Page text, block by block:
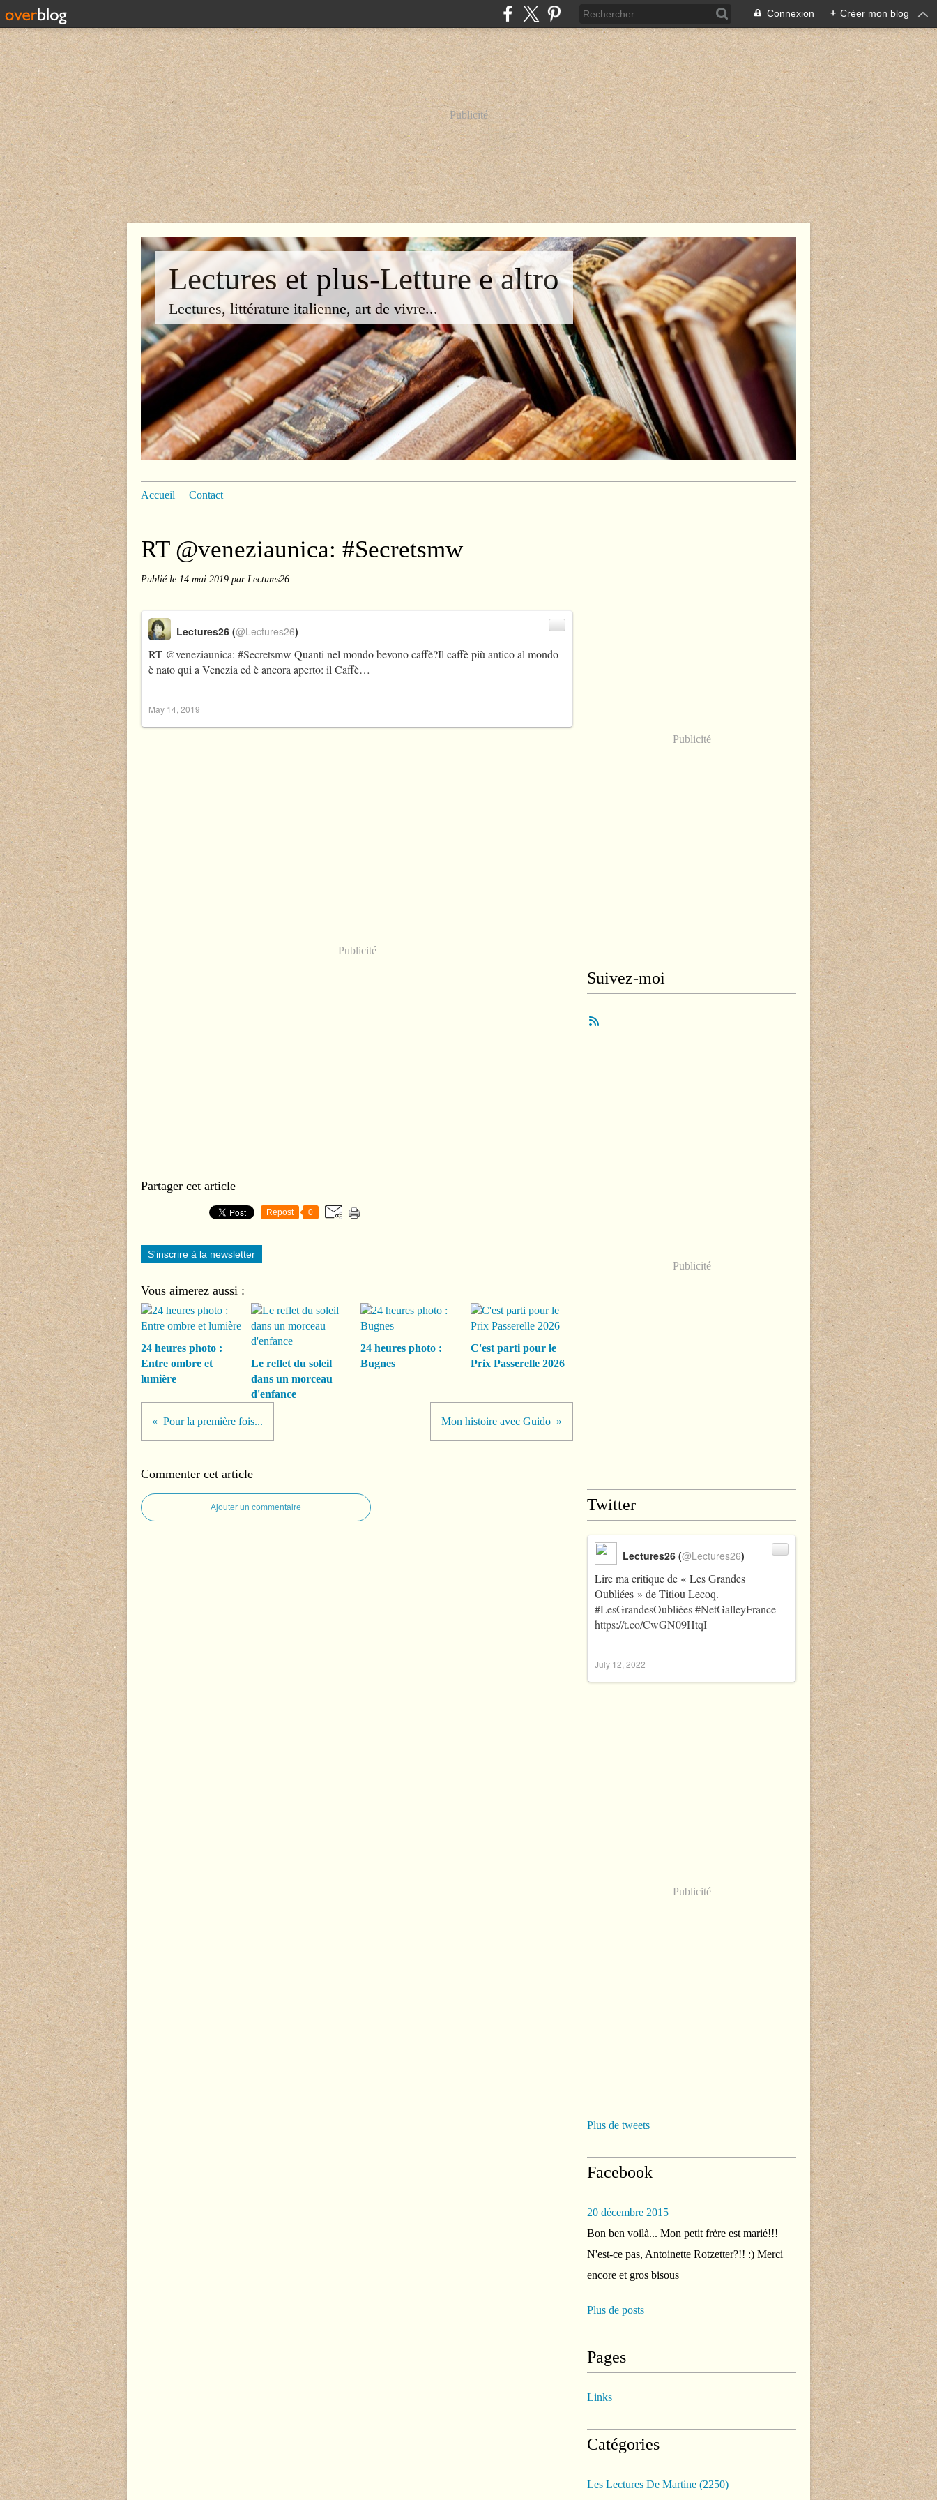
Connexion + Créer mon blog
Publicité
Lectures et plus-Letture e altro
Lectures, littérature italienne, art de vivre...
Accueil Contact
RT @veneziaunica: #Secretsmw
Publié le 14 mai 2019 par Lectures26
RT @veneziaunica: #Secretsmw Quanti nel mondo bevono caffè?Il caffè più antico al mondo
è nato qui a Venezia ed è ancora aperto: il Caffè…
Lectures26 (@Lectures26)
May 14, 2019
Publicité
Partager cet article
Repost 0
S'inscrire à la newsletter
Vous aimerez aussi :
24 heures photo :
Entre ombre et
lumière
Le reflet du soleil
dans un morceau
d'enfance
24 heures photo :
Bugnes
C'est parti pour le
Prix Passerelle 2026
Pour la première fois... Mon histoire avec Guido
Commenter cet article
Ajouter un commentaire
Publicité
Suivez-moi
Publicité
Twitter
Lire ma critique de « Les Grandes
Oubliées » de Titiou Lecoq.
#LesGrandesOubliées#NetGalleyFrance
https://t.co/CwGN09HtqI
Lectures26 (@Lectures26)
July 12, 2022
Publicité
Plus de tweets
Facebook
20 décembre 2015
Bon ben voilà... Mon petit frère est marié!!!
N'est-ce pas, Antoinette Rotzetter?!! :) Merci
encore et gros bisous
Plus de posts
Pages
Links
Catégories
Les Lectures De Martine (2250)